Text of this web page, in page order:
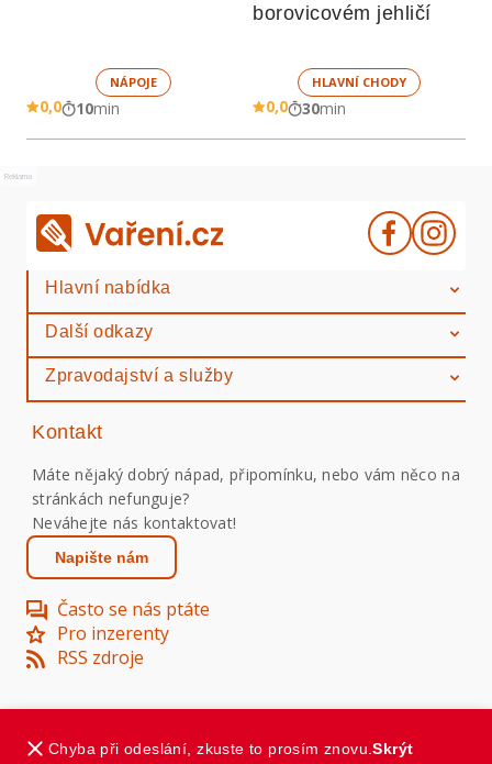
NÁPOJE
0,0 10min
borovicovém jehličí
HLAVNÍ CHODY
0,0 30min
Reklama
Hlavní nabídka
Další odkazy
Zpravodajství a služby
Kontakt
Máte nějaký dobrý nápad, připomínku, nebo vám něco na
stránkách nefunguje?
Neváhejte nás kontaktovat!
Napište nám
Často se nás ptáte
Pro inzerenty
RSS zdroje
Centrum.cz | Atlas.cz Economia 1999 -2026.
Všechna práva vyhrazena